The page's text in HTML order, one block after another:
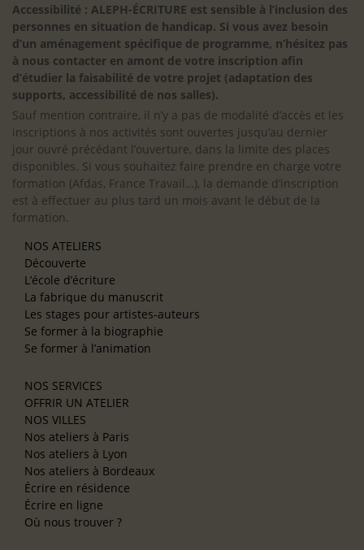
Accessibilité : ALEPH-ÉCRITURE est sensible à l’inclusion des
personnes en situation de handicap. Si vous avez besoin
d’un aménagement spécifique de programme, n’hésitez pas
à nous contacter en amont de votre inscription afin
d’étudier la faisabilité de votre projet (adaptation des
supports, accessibilité de nos salles).
Sauf mention contraire, il n’y a pas de modalité d’accès et les
inscriptions à nos activités sont ouvertes jusqu’au dernier
jour ouvré précédant l’ouverture, dans la limite des places
disponibles. Si vous souhaitez faire prendre en charge votre
formation (Afdas, France Travail…), la demande d’inscription
est à effectuer au plus tard un mois avant le début de la
formation.
NOS ATELIERS
Découverte
L’école d’écriture
La fabrique du manuscrit
Les stages pour artistes-auteurs
Se former à la biographie
Se former à l’animation
NOS SERVICES
OFFRIR UN ATELIER
NOS VILLES
Nos ateliers à Paris
Nos ateliers à Lyon
Nos ateliers à Bordeaux
Écrire en résidence
Écrire en ligne
Où nous trouver ?